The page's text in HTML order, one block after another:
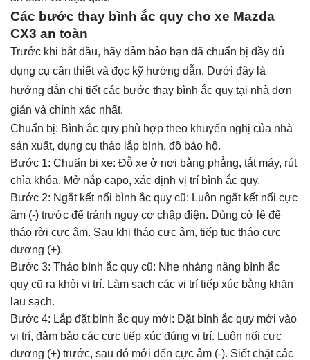
Các bước thay bình ắc quy cho xe Mazda
CX3 an toàn
Trước khi bắt đầu, hãy đảm bảo bạn đã chuẩn bị đầy đủ
dụng cụ cần thiết và đọc kỹ hướng dẫn. Dưới đây là
hướng dẫn chi tiết các bước thay bình ắc quy tại nhà đơn
giản và chính xác nhất.
Chuẩn bị: Bình ắc quy phù hợp theo khuyến nghị của nhà
sản xuất, dụng cụ tháo lắp bình, đồ bảo hộ.
Bước 1: Chuẩn bị xe: Đỗ xe ở nơi bằng phẳng, tắt máy, rút
chìa khóa. Mở nắp capo, xác định vị trí bình ắc quy.
Bước 2: Ngắt kết nối bình ắc quy cũ: Luôn ngắt kết nối cực
âm (-) trước để tránh nguy cơ chập điện. Dùng cờ lê để
tháo rời cực âm. Sau khi tháo cực âm, tiếp tục tháo cực
dương (+).
Bước 3: Tháo bình ắc quy cũ: Nhẹ nhàng nâng bình ắc
quy cũ ra khỏi vị trí. Làm sạch các vị trí tiếp xúc bằng khăn
lau sạch.
Bước 4: Lắp đặt bình ắc quy mới: Đặt bình ắc quy mới vào
vị trí, đảm bảo các cực tiếp xúc đúng vị trí. Luôn nối cực
dương (+) trước, sau đó mới đến cực âm (-). Siết chặt các